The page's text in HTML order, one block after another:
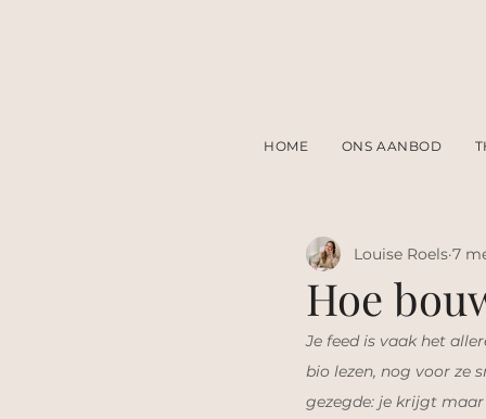
HOME ONS AANBOD
Hoe
Louise Roels 7
Je feed is vaak het
bio lezen, nog voor ze
gezegde: je krijgt maar